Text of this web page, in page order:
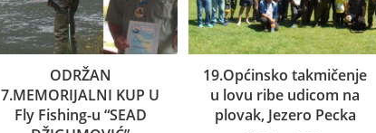
ODRŽAN
7.MEMORIJALNI KUP U
Fly Fishing-u “SEAD
19.Općinsko takmičenje
u lovu ribe udicom na
plovak, Jezero Pecka